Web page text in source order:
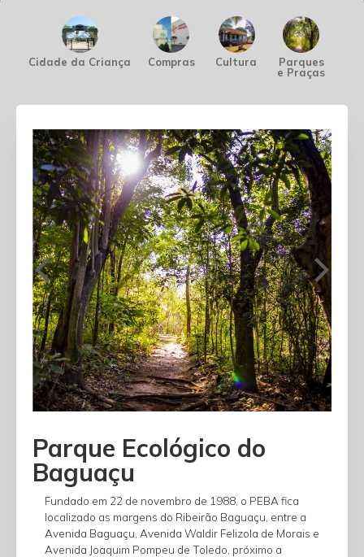
Cidade da Criança Compras Cultura
Parques
e Praças
Parque Ecológico do
Baguaçu
Fundado em 22 de novembro de 1988, o PEBA fica
localizado as margens do Ribeirão Baguaçu, entre a
Avenida Baguaçu, Avenida Waldir Felizola de Morais e
Avenida Joaquim Pompeu de Toledo, próximo a